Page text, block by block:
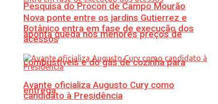
Pesquisa do Procon de Campo Mourão
aponta queda nos menores preços de
combustíveis e do gás de cozinha para
entrega
Nova ponte entre os jardins Gutierrez e
Botânico entra em fase de execução dos
acessos
Avante oficializa Augusto Cury como
candidato à Presidência